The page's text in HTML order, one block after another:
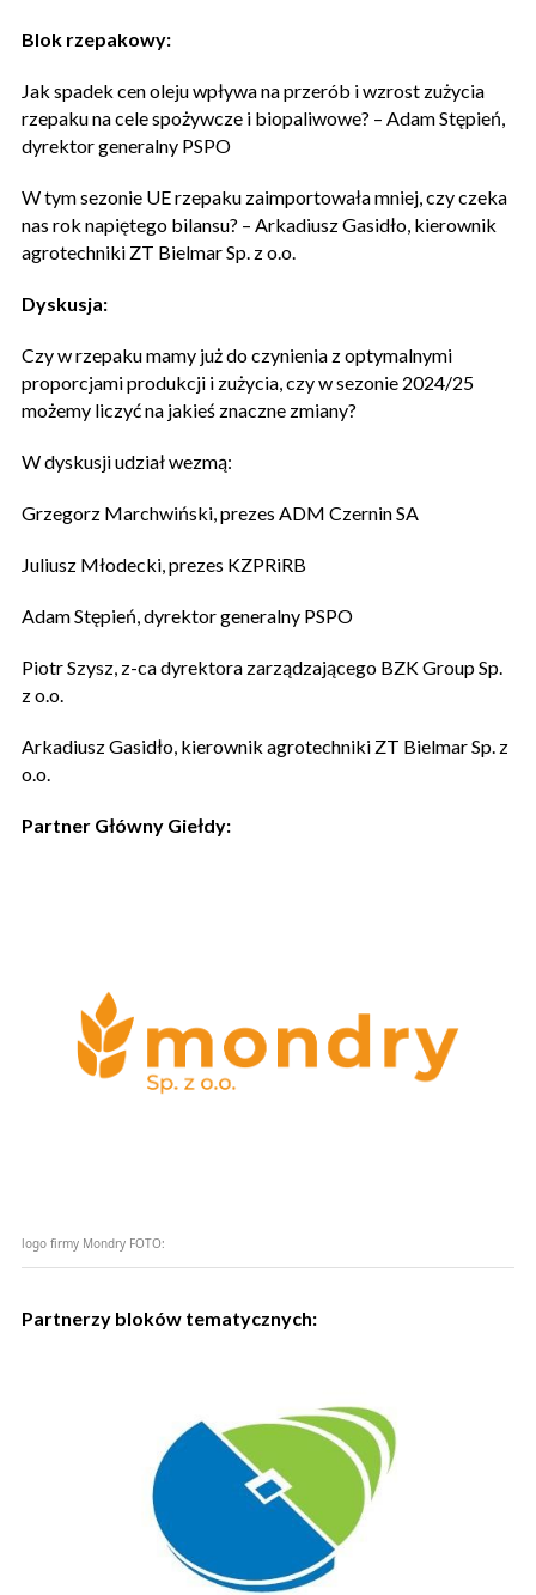
Blok rzepakowy:
Jak spadek cen oleju wpływa na przerób i wzrost zużycia
rzepaku na cele spożywcze i biopaliwowe? – Adam Stępień,
dyrektor generalny PSPO
W tym sezonie UE rzepaku zaimportowała mniej, czy czeka
nas rok napiętego bilansu? – Arkadiusz Gasidło, kierownik
agrotechniki ZT Bielmar Sp. z o.o.
Dyskusja:
Czy w rzepaku mamy już do czynienia z optymalnymi
proporcjami produkcji i zużycia, czy w sezonie 2024/25
możemy liczyć na jakieś znaczne zmiany?
W dyskusji udział wezmą:
Grzegorz Marchwiński, prezes ADM Czernin SA
Juliusz Młodecki, prezes KZPRiRB
Adam Stępień, dyrektor generalny PSPO
Piotr Szysz, z-ca dyrektora zarządzającego BZK Group Sp.
z o.o.
Arkadiusz Gasidło, kierownik agrotechniki ZT Bielmar Sp. z
o.o.
Partner Główny Giełdy:
logo firmy Mondry FOTO:
Partnerzy bloków tematycznych: